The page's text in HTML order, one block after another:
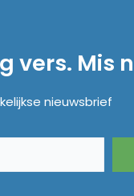
vers. Mis
nieuwsbrief